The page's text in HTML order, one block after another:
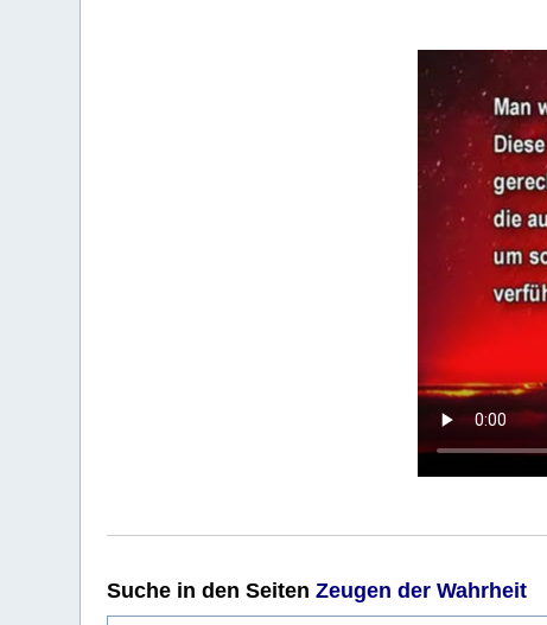
Suche in den SeitenZeugen der Wahrheit